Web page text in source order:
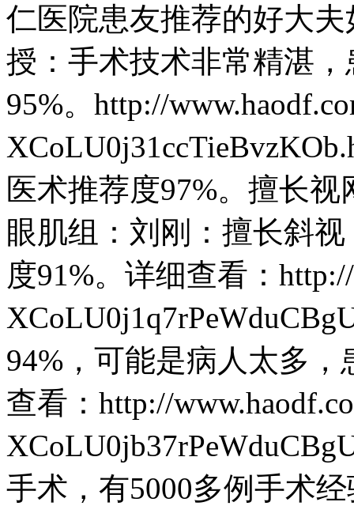
仁医院患友推荐的好大
授：手术技术非常精湛
95%。http://
医术推荐度97%。擅长
眼肌组：刘刚：擅长斜
度91%。详细查看：
94%，可能是病人太多
查看：http://
手术，有5000多例手术